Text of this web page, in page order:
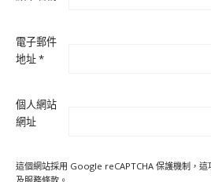
電子郵件
地址*
個人網站
網址
這個網站採用 Google reCAPTCHA 保護機制，